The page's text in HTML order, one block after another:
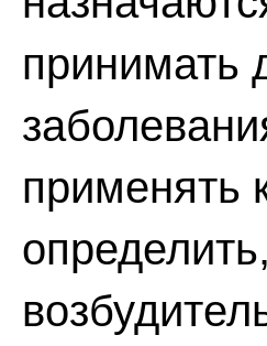
принимать
применять